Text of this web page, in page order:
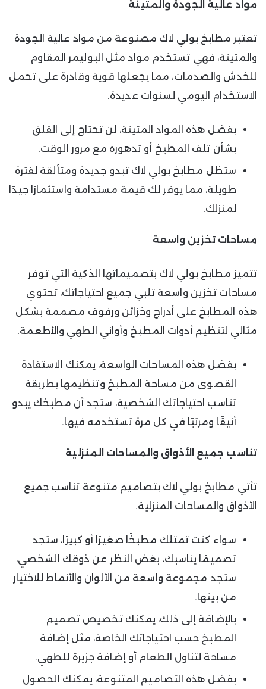
مواد عالية الجودة والمتينة
تعتبر مطابخ بولي لاك مصنوعة من مواد عالية الجودة
والمتينة، فهي تستخدم مواد مثل البوليمر المقاوم
للخدش والصدمات، مما يجعلها قوية وقادرة على تحمل
الاستخدام اليومي لسنوات عديدة.
بفضل هذه المواد المتينة، لن تحتاج إلى القلق
بشأن تلف المطبخ أو تدهوره مع مرور الوقت.
ستظل مطابخ بولي لاك تبدو جديدة ومتألقة لفترة
طويلة، مما يوفر لك قيمة مستدامة واستثمارًا جيدًا
لمنزلك.
مساحات تخزين واسعة
تتميز مطابخ بولي لاك بتصميماتها الذكية التي توفر
مساحات تخزين واسعة تلبي جميع احتياجاتك، تحتوي
هذه المطابخ على أدراج وخزائن ورفوف مصممة بشكل
مثالي لتنظيم أدوات المطبخ وأواني الطهي والأطعمة.
بفضل هذه المساحات الواسعة، يمكنك الاستفادة
القصوى من مساحة المطبخ وتنظيمها بطريقة
تناسب احتياجاتك الشخصية، ستجد أن مطبخك يبدو
أنيقًا ومرتبًا في كل مرة تستخدمه فيها.
تناسب جميع الأذواق والمساحات المنزلية
تأتي مطابخ بولي لاك بتصاميم متنوعة تناسب جميع
الأذواق والمساحات المنزلية.
سواء كنت تمتلك مطبخًا صغيرًا أو كبيرًا، ستجد
تصميمًا يناسبك، بغض النظر عن ذوقك الشخصي،
ستجد مجموعة واسعة من الألوان والأنماط للاختيار
من بينها.
بالإضافة إلى ذلك، يمكنك تخصيص تصميم
المطبخ حسب احتياجاتك الخاصة، مثل إضافة
مساحة لتناول الطعام أو إضافة جزيرة للطهي.
بفضل هذه التصاميم المتنوعة، يمكنك الحصول